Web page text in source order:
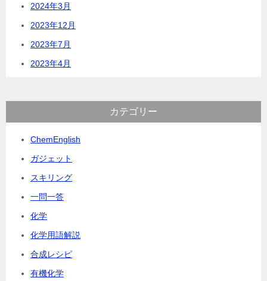
2024年3月
2023年12月
2023年7月
2023年4月
カテゴリー
ChemEnglish
ガジェット
スキリング
一問一答
化学
化学用語解説
合成レシピ
有機化学